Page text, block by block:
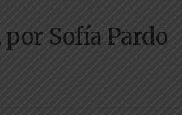
Sofía Pardo